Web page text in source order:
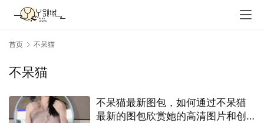
首页 不呆猫
不呆猫
不呆猫最新图包，如何通过不呆猫
最新的图包欣赏她的高清图片和创